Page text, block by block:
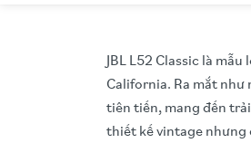
JBL L52 Classic là
California. Ra mắt như
tiên tiến, mang đến
thiết kế vintage nhưng